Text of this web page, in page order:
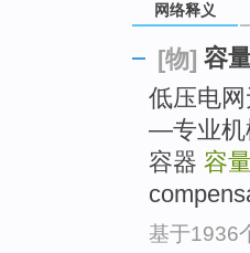
网络释义
[物] 容
低压电
—专业机
容器 容量
基于1936